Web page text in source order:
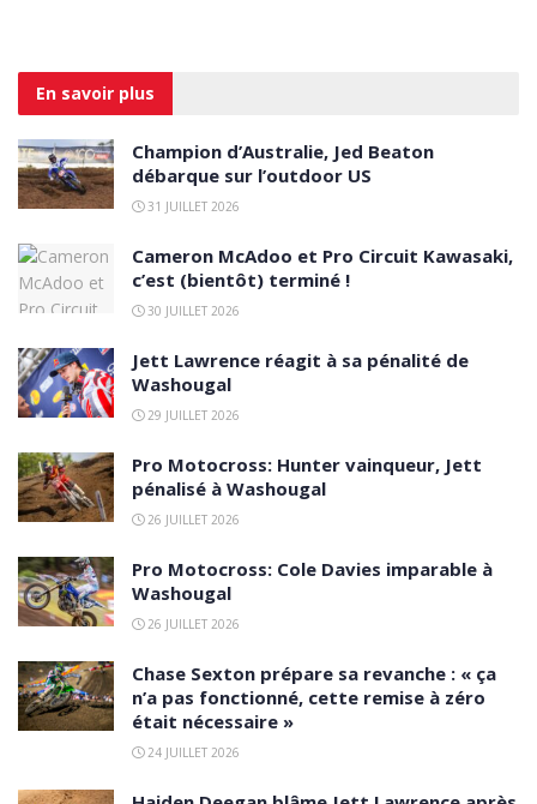
En savoir plus
Champion d’Australie, Jed Beaton
débarque sur l’outdoor US
31 JUILLET 2026
Cameron McAdoo et Pro Circuit Kawasaki,
c’est (bientôt) terminé !
30 JUILLET 2026
Jett Lawrence réagit à sa pénalité de
Washougal
29 JUILLET 2026
Pro Motocross: Hunter vainqueur, Jett
pénalisé à Washougal
26 JUILLET 2026
Pro Motocross: Cole Davies imparable à
Washougal
26 JUILLET 2026
Chase Sexton prépare sa revanche : « ça
n’a pas fonctionné, cette remise à zéro
était nécessaire »
24 JUILLET 2026